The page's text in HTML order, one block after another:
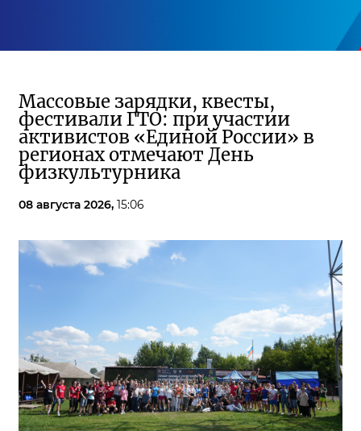
Массовые зарядки, квесты,
фестивали ГТО: при участии
активистов «Единой России» в
регионах отмечают День
физкультурника
08 августа 2026, 15:06